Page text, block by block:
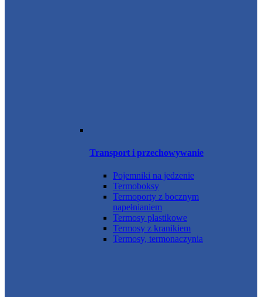
Transport i przechowywanie
Pojemniki na jedzenie
Termoboksy
Termoporty z bocznym
napełnianiem
Termosy plastikowe
Termosy z kranikiem
Termosy, termonaczynia